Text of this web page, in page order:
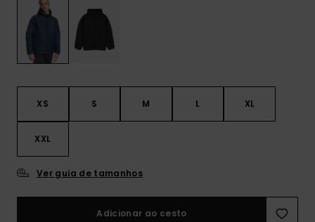
XS S M L XL
XXL
Ver guia de tamanhos
Adicionar ao cesto